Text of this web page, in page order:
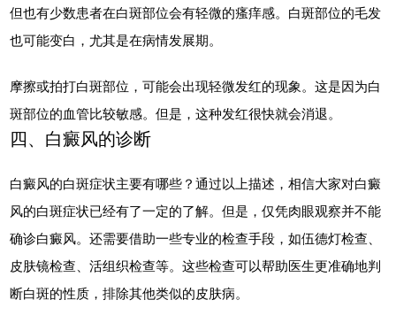
但也有少数患者在白斑部位会有轻微的瘙痒感。白斑部位的毛发
也可能变白，尤其是在病情发展期。
摩擦或拍打白斑部位，可能会出现轻微发红的现象。这是因为白
斑部位的血管比较敏感。但是，这种发红很快就会消退。
四、白癜风的诊断
白癜风的白斑症状主要有哪些？通过以上描述，相信大家对白癜
风的白斑症状已经有了一定的了解。但是，仅凭肉眼观察并不能
确诊白癜风。还需要借助一些专业的检查手段，如伍德灯检查、
皮肤镜检查、活组织检查等。这些检查可以帮助医生更准确地判
断白斑的性质，排除其他类似的皮肤病。